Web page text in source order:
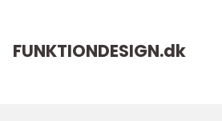
FUNKTIONDESIGN.dk